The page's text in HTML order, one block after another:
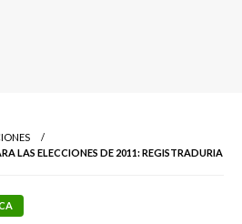
LAS ELECCIONES DE 2011: REGISTRADURIA